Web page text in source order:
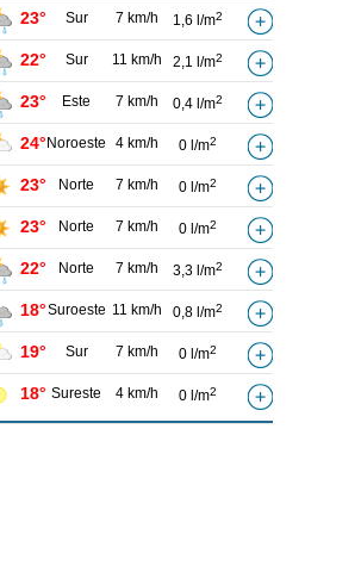
23° Sur 7 km/h 1,6 l/m2
22° Sur 11 km/h 2,1 l/m2
23° Este 7 km/h 0,4 l/m2
24° Noroeste 4 km/h 0 l/m2
23° Norte 7 km/h 0 l/m2
23° Norte 7 km/h 0 l/m2
22° Norte 7 km/h 3,3 l/m2
18°Suroeste 11 km/h 0,8 l/m2
19° Sur 7 km/h 0 l/m2
18° Sureste 4 km/h 0 l/m2